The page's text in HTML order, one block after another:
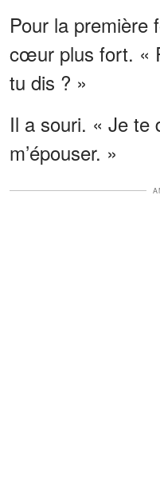
Pour la première
cœur plus fort. «
tu dis ? »
Il a souri. « Je te
m’épouser. »